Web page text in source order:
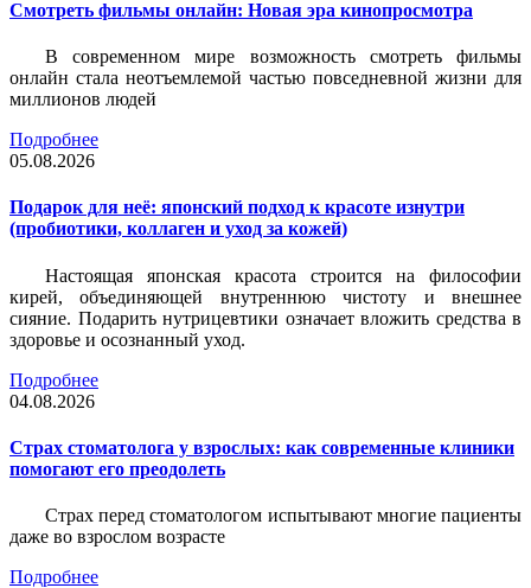
Смотреть фильмы онлайн: Новая эра кинопросмотра
В современном мире возможность смотреть фильмы
онлайн стала неотъемлемой частью повседневной жизни для
миллионов людей
Подробнее
05.08.2026
Подарок для неё: японский подход к красоте изнутри
(пробиотики, коллаген и уход за кожей)
Настоящая японская красота строится на философии
кирей, объединяющей внутреннюю чистоту и внешнее
сияние. Подарить нутрицевтики означает вложить средства в
здоровье и осознанный уход.
Подробнее
04.08.2026
Страх стоматолога у взрослых: как современные клиники
помогают его преодолеть
Страх перед стоматологом испытывают многие пациенты
даже во взрослом возрасте
Подробнее